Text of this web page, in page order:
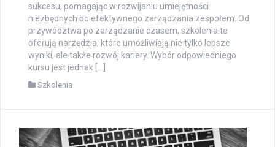
sukcesu, pomagając w rozwijaniu umiejętności
niezbędnych do efektywnego zarządzania zespołem. Od
przywództwa po zarządzanie czasem, szkolenia te
oferują narzędzia, które umożliwiają nie tylko lepsze
wyniki, ale także rozwój kariery. Wybór odpowiedniego
kursu jest jednak […]
Szkolenia